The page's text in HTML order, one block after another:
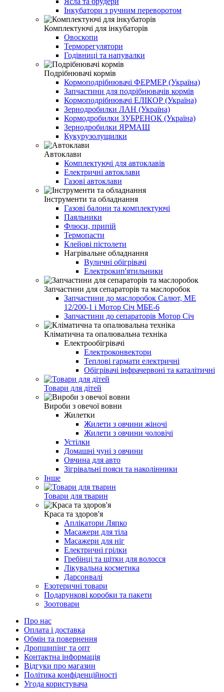
Інкубатори з ручним переворотом
Комплектуючі для інкубаторів
Овоскопи
Терморегулятори
Годівниці та напувалки
Подрібнювачі кормів
Кормоподрібнювачі ФЕРМЕР (Україна)
Запчастини для подрібнювачів кормів
Кормоподрібнювачі ЕЛІКОР (Україна)
Зернодробилки ЛАН (Україна)
Кормодробилки ЗУБРЕНОК (Україна)
Зернодробилки ЯРМАШ
Кукурузолущилки
Автоклави
Комплектуючі для автоклавів
Електричні автоклави
Газові автоклави
Інструменти та обладнання
Газові балони та комплектуючі
Паяльники
Флюси, припій
Термопасти
Клейові пістолети
Нагрівальне обладнання
Вуличні обігрівачі
Електрокип'ятильники
Запчастини для сепараторів та маслоробок
Запчастини до маслоробок Салют, МЕ
12/200-1 і Мотор Січ МБЕ-6
Запчастини до сепараторів Мотор Січ
Кліматична та опалювальна техніка
Електрообігрівачі
Електроконвектори
Теплові гармати електричні
Обігрівачі інфрачервоні та каталітичні
Товари для дітей
Вироби з овечої вовни
Жилетки
Жилети з овчини жіночі
Жилети з овчини чоловічі
Устілки
Домашні чуні з овчини
Овчина для авто
Зігрівальні пояси та наколінники
Інше
Товари для тварин
Краса та здоров'я
Аплікатори Ляпко
Масажери для тіла
Масажери для ніг
Електричні грілки
Гребінці та щітки для волосся
Лікувальна косметика
Дарсонвалі
Езотеричні товари
Подарункові коробки та пакети
Зоотовари
Про нас
Оплата і доставка
Обмін та повернення
Дропшипінг та опт
Контактна інформація
Відгуки про магазин
Політика конфіденційності
Угода користувача